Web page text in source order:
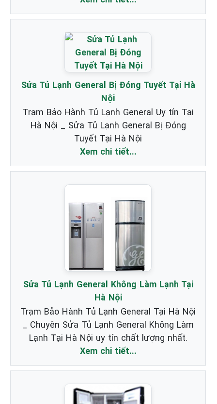
Sửa Tủ Lạnh General Bị Đóng Tuyết Tại Hà
Nội
Trạm Bảo Hành Tủ Lạnh General Uy tín Tại
Hà Nội _ Sửa Tủ Lạnh General Bị Đóng
Tuyết Tại Hà Nội
Xem chi tiết...
Sửa Tủ Lạnh General Không Làm Lạnh Tại
Hà Nội
Trạm Bảo Hành Tủ Lạnh General Tại Hà Nội
_ Chuyên Sửa Tủ Lạnh General Không Làm
Lạnh Tại Hà Nội uy tín chất lượng nhất.
Xem chi tiết...